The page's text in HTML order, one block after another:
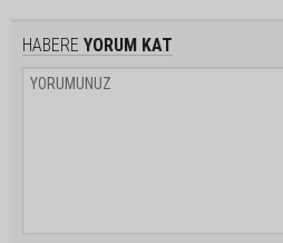
HABERE YORUM KAT